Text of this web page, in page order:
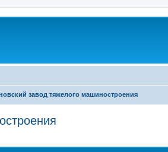
завод тяжелого машиностроения